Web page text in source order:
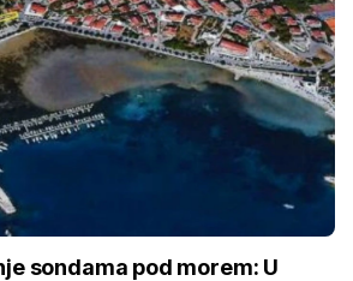
sondama pod morem: U